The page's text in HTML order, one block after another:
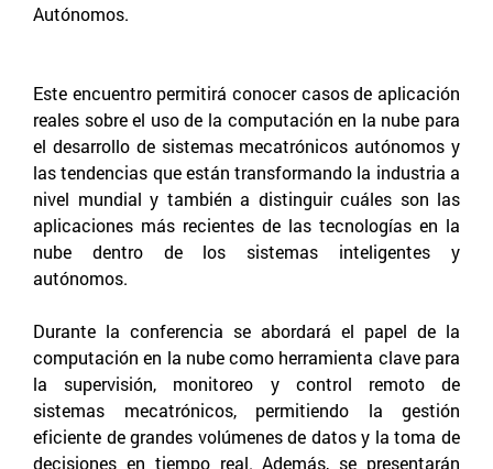
Autónomos.
Este encuentro permitirá conocer casos de aplicación
reales sobre el uso de la computación en la nube para
el desarrollo de sistemas mecatrónicos autónomos y
las tendencias que están transformando la industria a
nivel mundial y también a distinguir cuáles son las
aplicaciones más recientes de las tecnologías en la
nube dentro de los sistemas inteligentes y
autónomos.
Durante la conferencia se abordará el papel de la
computación en la nube como herramienta clave para
la supervisión, monitoreo y control remoto de
sistemas mecatrónicos, permitiendo la gestión
eficiente de grandes volúmenes de datos y la toma de
decisiones en tiempo real. Además, se presentarán